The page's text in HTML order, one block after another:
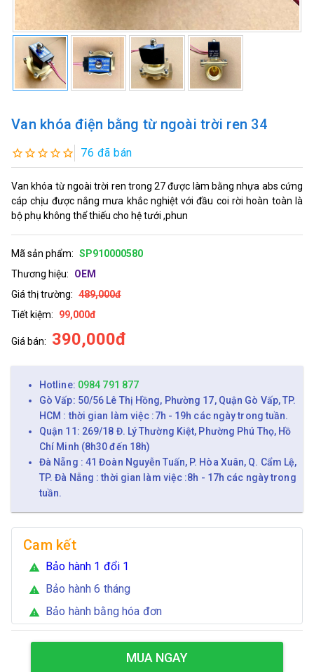
Van khóa điện bằng từ ngoài trời ren 34
76 đã bán
Van khóa từ ngoài trời ren trong 27 được làm bằng nhựa abs cứng
cáp chịu được nắng mưa khắc nghiệt với đầu coi rời hoàn toàn là
bộ phụ không thể thiếu cho hệ tưới ,phun
Mã sản phẩm: SP910000580
Thương hiệu:
OEM
Giá thị trường: 489,000đ
Tiết kiệm:
99,000đ
Giá bán: 390,000đ
Hotline: 0984 791 877
Gò Vấp: 50/56 Lê Thị Hồng, Phường 17, Quận Gò Vấp, TP.
HCM : thời gian làm việc :7h - 19h các ngày trong tuần.
Quận 11: 269/18 Đ. Lý Thường Kiệt, Phường Phú Thọ, Hồ
Chí Minh (8h30 đến 18h)
Đà Nẵng : 41 Đoàn Nguyễn Tuấn, P. Hòa Xuân, Q. Cẩm Lệ,
TP. Đà Nẵng : thời gian làm việc :8h - 17h các ngày trong
tuần.
Cam kết
warning Bảo hành 1 đổi 1
warning Bảo hành 6 tháng
warning Bảo hành bằng hóa đơn
MUA NGAY